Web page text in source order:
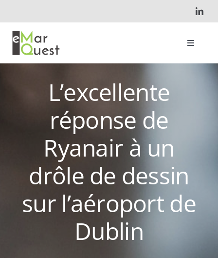
Toggle
Contact
L’excellente
réponse de
Ryanair à un
drôle de dessin
sur l’aéroport de
Dublin